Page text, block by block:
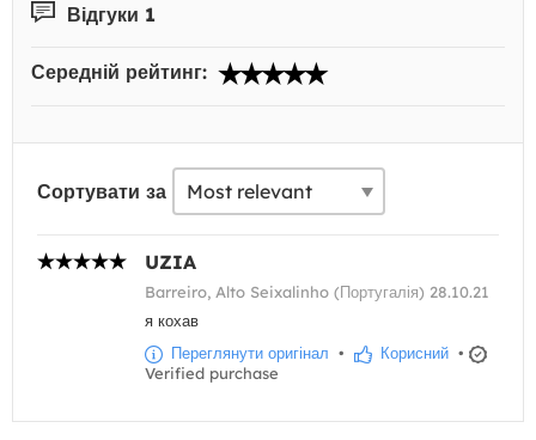
Відгуки 1
Середній рейтинг:
Сортувати за
UZIA
Barreiro, Alto Seixalinho (Португалія) 28.10.21
я кохав
Переглянути оригінал • Корисний •
Verified purchase